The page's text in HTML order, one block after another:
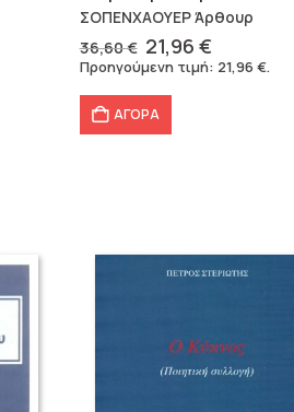
ΣΟΠΕΝΧΑΟΥΕΡ Άρθουρ
36,60€ Original
price
36,60 €.
21,96 €Η
τρέχουσα
Προηγούμενη τιμή: 21,96 €.
ΑΓΟΡΑ